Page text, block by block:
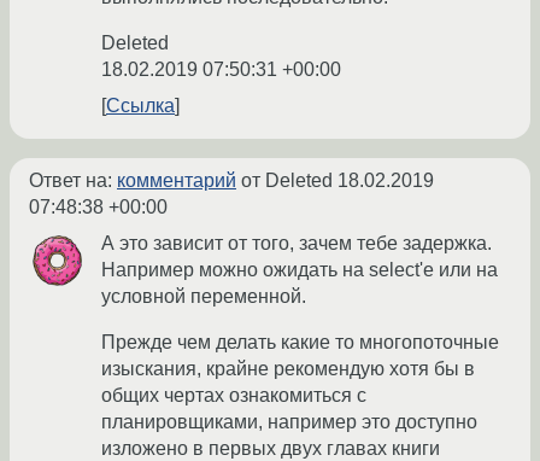
Deleted
18.02.2019 07:50:31 +00:00
Ссылка
Ответ на: комментарий от Deleted 18.02.2019
07:48:38 +00:00
А это зависит от того, зачем тебе задержка.
Например можно ожидать на select'e или на
условной переменной.
Прежде чем делать какие то многопоточные
изыскания, крайне рекомендую хотя бы в
общих чертах ознакомиться с
планировщиками, например это доступно
изложено в первых двух главах книги